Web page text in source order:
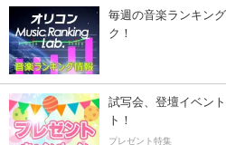
毎週の音楽ランキン
ク！
試写会、登壇イベン
ト！
プレゼント特集